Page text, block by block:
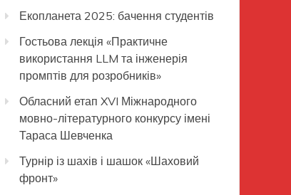
Екопланета 2025: бачення студентів
Гостьова лекція «Практичне
використання LLM та інженерія
промптів для розробників»
Обласний етап XVI Міжнародного
мовно-літературного конкурсу імені
Тараса Шевченка
Турнір із шахів і шашок «Шаховий
фронт»